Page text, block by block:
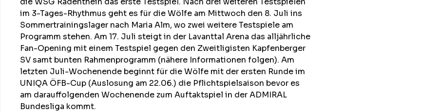
im 3-Tages-Rhythmus geht es für die Wölfe am Mittwoch den 8. Juli ins
Sommertrainingslager nach Maria Alm, wo zwei weitere Testspiele am
Programm stehen. Am 17. Juli steigt in der Lavanttal Arena das alljährliche
Fan-Opening mit einem Testspiel gegen den Zweitligisten Kapfenberger
SV samt bunten Rahmenprogramm (nähere Informationen folgen). Am
letzten Juli-Wochenende beginnt für die Wölfe mit der ersten Runde im
UNIQA ÖFB-Cup (Auslosung am 22.06.) die Pflichtspielsaison bevor es
am darauffolgenden Wochenende zum Auftaktspiel in der ADMIRAL
Bundesliga kommt.